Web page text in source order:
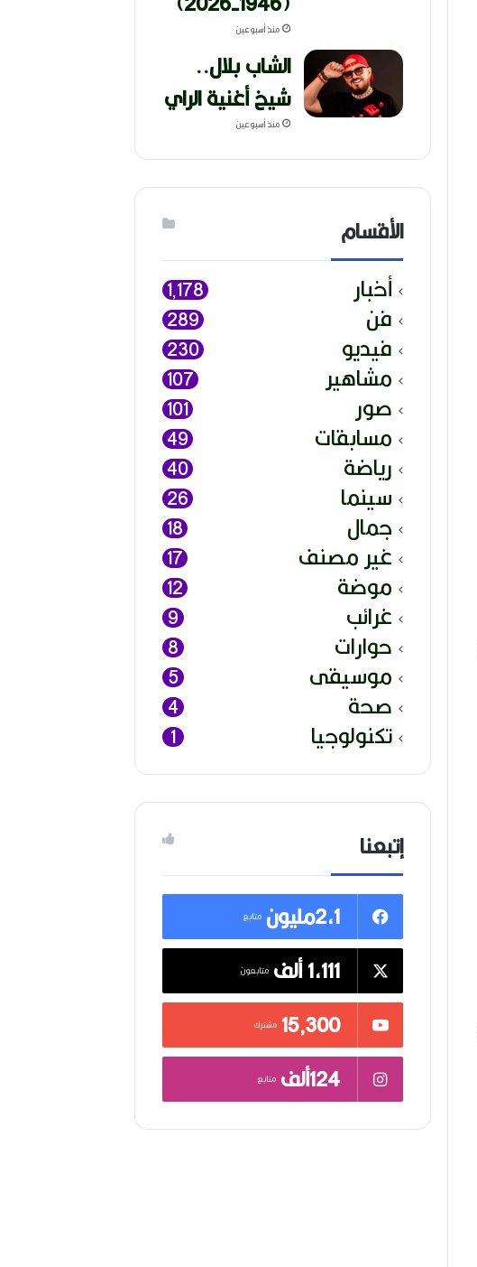
منذ أسبوعين
الشاب بلال..
شيخ أغنية الراي
منذ أسبوعين
الأقسام
أخبار 1٬178
فن 289
فيديو 230
مشاهير 107
صور 101
مسابقات 49
رياضة 40
سينما 26
جمال 18
غير مصنف 17
موضة 12
غرائب 9
حوارات 8
موسيقى 5
صحة 4
تكنولوجيا 1
إتبعنا
2,1مليون
متابع
1,111 ألف متابعون
15٬300 مشترك
124ألف متابع